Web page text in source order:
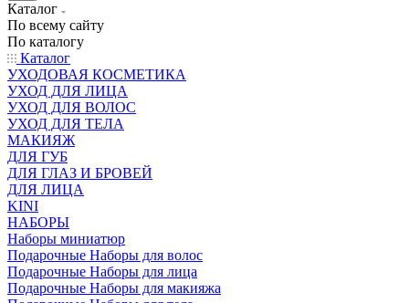
Каталог
По всему сайту
По каталогу
Каталог
УХОДОВАЯ КОСМЕТИКА
УХОД ДЛЯ ЛИЦА
УХОД ДЛЯ ВОЛОС
УХОД ДЛЯ ТЕЛА
МАКИЯЖ
ДЛЯ ГУБ
ДЛЯ ГЛАЗ И БРОВЕЙ
ДЛЯ ЛИЦА
KINI
НАБОРЫ
Наборы миниатюр
Подарочные Наборы для волос
Подарочные Наборы для лица
Подарочные Наборы для макияжа